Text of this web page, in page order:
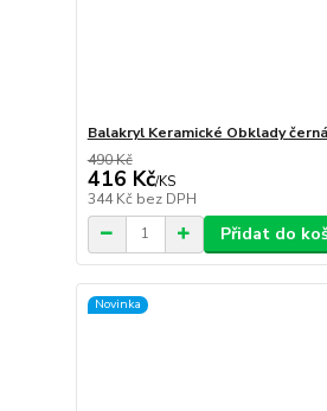
Balakryl Keramické Obklady
490 Kč
416 Kč/KS
344 Kč bez DPH
Přidat do
Novinka